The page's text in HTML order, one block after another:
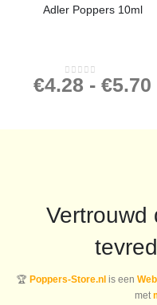
Adler Poppers 10ml
0out of 5
€4.28 - €5.70
Vertrouwd
🏆 Poppers-Store.nlis een
met